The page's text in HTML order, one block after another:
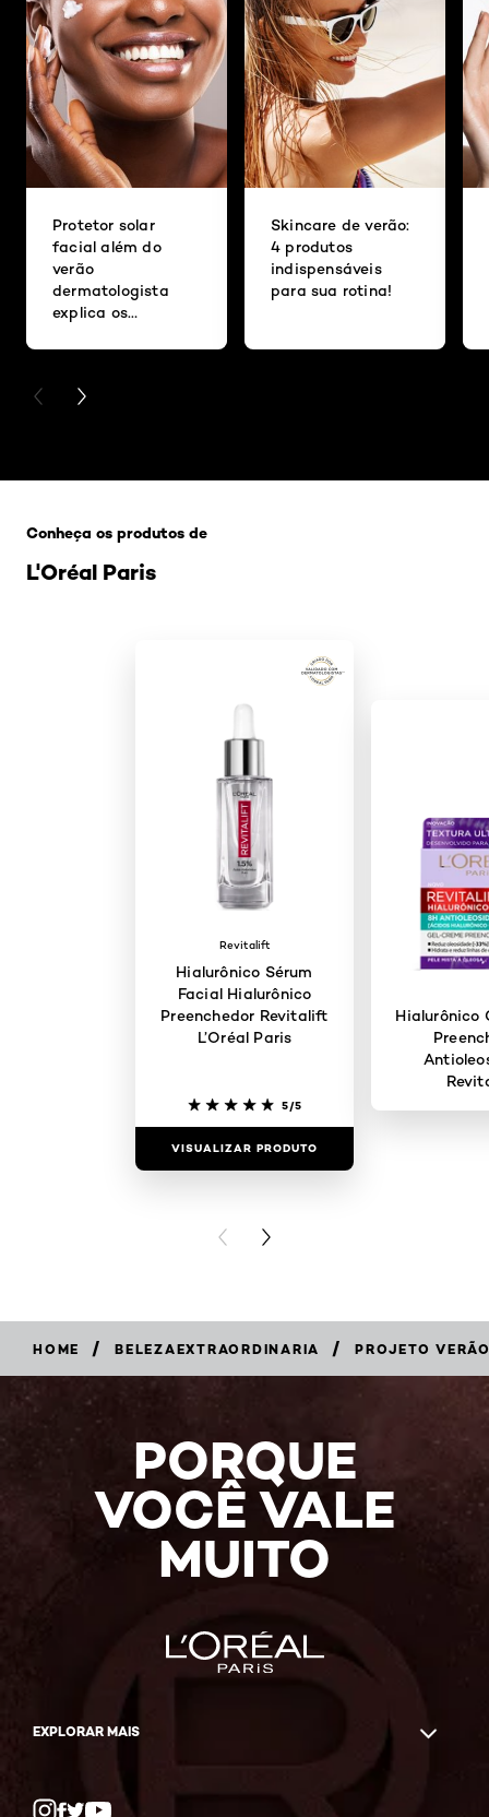
Protetor solar
facial além do
verão
dermatologista
explica os
diário
Skincare de verão:
4 produtos
indispensáveis
para sua rotina!
PREVIOUS CARD
NEXT CARD
L'Oréal Paris
Conheça os produtos de
Revitalift
Hialurônico Sérum
Facial Hialurônico
Preenchedor Revitalift
L’Oréal Paris
5/5
VISUALIZAR PRODUTO
Hialurônico
PREVIOUS CARD
NEXT CARD
HOME / BELEZAEXTRAORDINARIA / PROJETO
PORQUE
VOCÊ VALE
MUITO
EXPLORAR MAIS